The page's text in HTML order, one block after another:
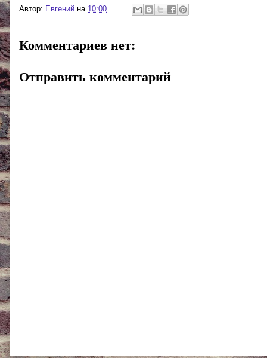
Автор: Евгений на 10:00
Комментариев нет:
Отправить комментарий